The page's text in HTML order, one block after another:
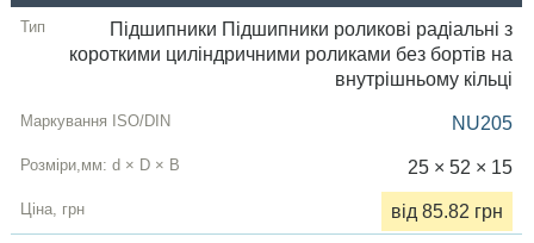
Підшипники Підшипники роликові радіальні з
короткими циліндричними роликами без бортів на
внутрішньому кільці
NU205
25 × 52 × 15
від 85.82 грн